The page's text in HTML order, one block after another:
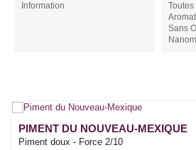
Information
Sans
PIMENT DU NOUVEAU-MEXIQUE
Piment doux - Force 2/10